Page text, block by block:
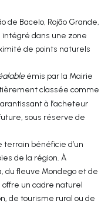
de Bacelo, Rojão Grande,
intégré dans une zone
de points naturels
émis par la Mairie
classée comme
à l’acheteur
sous réserve de
terrain bénéficie d’un
de la région. À
du fleuve Mondego et de
offre un cadre naturel
de tourisme rural ou de